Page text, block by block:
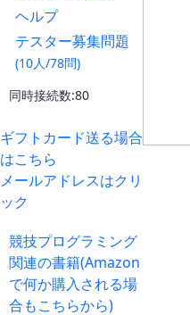
ヘルプ
テスター募集問題
(10人/78問)
同時接続数:80
ギフトカード送る場合
はこちら
メールアドレスはクリ
ック
競技プログラミング
関連の書籍(Amazon
で何か購入される場
合もこちらから)